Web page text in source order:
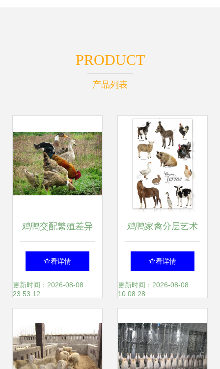
PRODUCT
产品列表
鸡鸭交配繁殖差异
禽类世界的奇妙法
则
查看详情
更新时间：2026-08-08
23:53:12
鸡鸭家禽分层艺术
探寻农村养殖的和
谐画卷
查看详情
更新时间：2026-08-08
10:08:28